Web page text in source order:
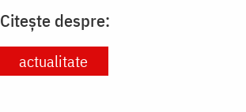
Citește despre:
actualitate